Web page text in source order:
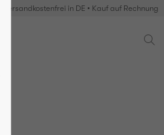
Versandkostenfrei in DE • Kauf auf Rechnung